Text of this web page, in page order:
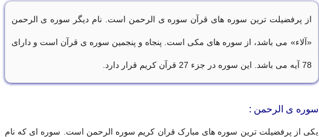
از پرفضیلت ترین سوره های قرآن سوره ی الرحمن است. نام دیگر سوره ی الرحمن
«آلاء» می باشد، از سوره های مکی است. پنجاه و پنجمین سوره ی قرآن است و دارای
78 آیه می باشد. این سوره در جزء 27 قرآن کریم قرار دارد.
سوره ی الرحمن :
یکی از پرفضیلت ترین سوره های مبارک قران کریم سوره الرحمن است. سوره ای که نام